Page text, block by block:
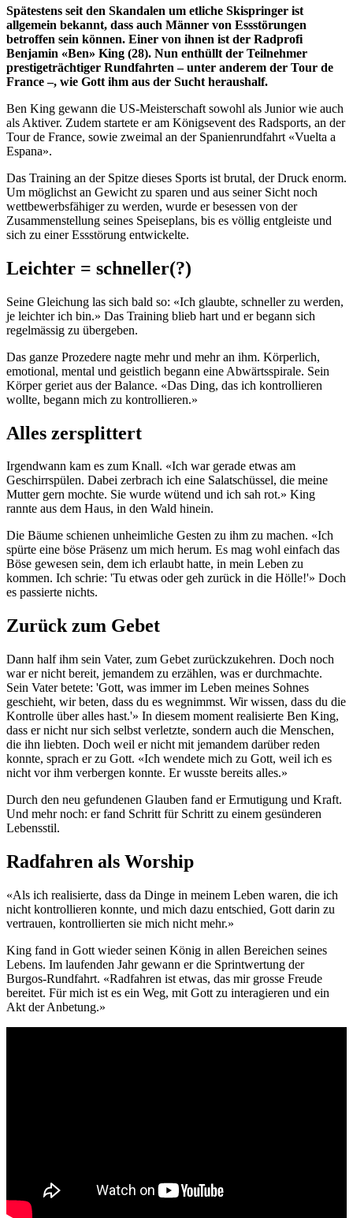
Spätestens seit den Skandalen um etliche Skispringer ist
allgemein bekannt, dass auch Männer von Essstörungen
betroffen sein können. Einer von ihnen ist der Radprofi
Benjamin «Ben» King (28). Nun enthüllt der Teilnehmer
prestigeträchtiger Rundfahrten – unter anderem der Tour de
France –, wie Gott ihm aus der Sucht heraushalf.
Ben King gewann die US-Meisterschaft sowohl als Junior wie auch
als Aktiver. Zudem startete er am Königsevent des Radsports, an der
Tour de France, sowie zweimal an der Spanienrundfahrt «Vuelta a
Espana».
Das Training an der Spitze dieses Sports ist brutal, der Druck enorm.
Um möglichst an Gewicht zu sparen und aus seiner Sicht noch
wettbewerbsfähiger zu werden, wurde er besessen von der
Zusammenstellung seines Speiseplans, bis es völlig entgleiste und
sich zu einer Essstörung entwickelte.
Leichter = schneller(?)
Seine Gleichung las sich bald so: «Ich glaubte, schneller zu werden,
je leichter ich bin.» Das Training blieb hart und er begann sich
regelmässig zu übergeben.
Das ganze Prozedere nagte mehr und mehr an ihm. Körperlich,
emotional, mental und geistlich begann eine Abwärtsspirale. Sein
Körper geriet aus der Balance. «Das Ding, das ich kontrollieren
wollte, begann mich zu kontrollieren.»
Alles zersplittert
Irgendwann kam es zum Knall. «Ich war gerade etwas am
Geschirrspülen. Dabei zerbrach ich eine Salatschüssel, die meine
Mutter gern mochte. Sie wurde wütend und ich sah rot.» King
rannte aus dem Haus, in den Wald hinein.
Die Bäume schienen unheimliche Gesten zu ihm zu machen. «Ich
spürte eine böse Präsenz um mich herum. Es mag wohl einfach das
Böse gewesen sein, dem ich erlaubt hatte, in mein Leben zu
kommen. Ich schrie: 'Tu etwas oder geh zurück in die Hölle!'» Doch
es passierte nichts.
Zurück zum Gebet
Dann half ihm sein Vater, zum Gebet zurückzukehren. Doch noch
war er nicht bereit, jemandem zu erzählen, was er durchmachte.
Sein Vater betete: 'Gott, was immer im Leben meines Sohnes
geschieht, wir beten, dass du es wegnimmst. Wir wissen, dass du die
Kontrolle über alles hast.'» In diesem moment realisierte Ben King,
dass er nicht nur sich selbst verletzte, sondern auch die Menschen,
die ihn liebten. Doch weil er nicht mit jemandem darüber reden
konnte, sprach er zu Gott. «Ich wendete mich zu Gott, weil ich es
nicht vor ihm verbergen konnte. Er wusste bereits alles.»
Durch den neu gefundenen Glauben fand er Ermutigung und Kraft.
Und mehr noch: er fand Schritt für Schritt zu einem gesünderen
Lebensstil.
Radfahren als Worship
«Als ich realisierte, dass da Dinge in meinem Leben waren, die ich
nicht kontrollieren konnte, und mich dazu entschied, Gott darin zu
vertrauen, kontrollierten sie mich nicht mehr.»
King fand in Gott wieder seinen König in allen Bereichen seines
Lebens. Im laufenden Jahr gewann er die Sprintwertung der
Burgos-Rundfahrt. «Radfahren ist etwas, das mir grosse Freude
bereitet. Für mich ist es ein Weg, mit Gott zu interagieren und ein
Akt der Anbetung.»